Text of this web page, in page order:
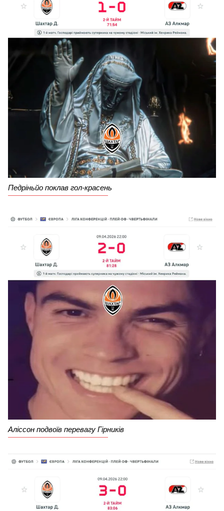
Педріньйо поклав гол-красень
Аліссон подвоїв перевагу Гірників